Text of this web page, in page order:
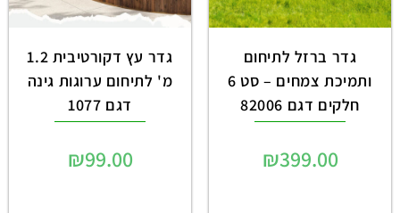
גדר ברזל לתיחום
ותמיכת צמחים – סט 6
חלקים דגם 82006
₪399.00
גדר עץ דקורטיבית 1.2
מ' לתיחום ערוגות גינה
דגם 1077
₪99.00